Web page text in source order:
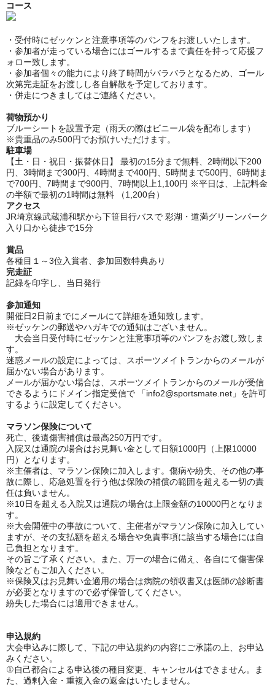
コース
・受付時にゼッケンと注意事項等のパンフをお渡しいたします。
・参加者が走っている場合にはゴールするまで責任を持って応援フ
ォロー致します。
・参加者個々の能力により終了時間がバラバラとなるため、ゴール
次第完走証をお渡しし各自解散を予定しております。
・併走につきましてはご連絡ください。
荷物預かり
ブルーシートを設置予定（雨天の際はビニール袋を配布します）
※貴重品のみ500円でお預けいただけます。
駐車場
【土・日・祝日・振替休日】 最初の15分まで無料、2時間以下200
円、3時間まで300円、4時間まで400円、5時間まで500円、6時間ま
で700円、7時間まで900円、7時間以上1,100円 ※平日は、上記料金
の半額で最初の1時間は無料 （1,200台）
アクセス
JR埼京線武蔵浦和駅から下笹目行バスで 彩湖・道満グリーンパーク
入り口から徒歩で15分
賞品
各種目１～3位入賞者、参加回数特典あり
完走証
記録を印字し、当日発行
参加通知
開催日2日前までにメールにて詳細を通知致します。
※ゼッケンの郵送やハガキでの通知はございません。
大会当日受付時にゼッケンと注意事項等のパンフをお渡し致しま
す。
迷惑メールの設定によっては、スポーツメイトランからのメールが
届かない場合があります。
メールが届かない場合は、スポーツメイトランからのメールが受信
できるようにドメイン指定受信で 「info2@sportsmate.net」を許可
するように設定してください。
マラソン保険について
死亡、後遺傷害補償は最高250万円です。
入院又は通院の場合はお見舞い金として日額1000円（上限10000
円）となります。
※主催者は、マラソン保険に加入します。傷病や紛失、その他の事
故に際し、応急処置を行う他は保険の補償の範囲を超える一切の責
任は負いません。
※10日を超える入院又は通院の場合は上限金額の10000円となりま
す。
※大会開催中の事故について、主催者がマラソン保険に加入してい
ますが、その支払額を超える場合や免責事項に該当する場合には自
己負担となります。
その旨ご了承ください。また、万一の場合に備え、各自にて傷害保
険などもご加入ください。
※保険又はお見舞い金適用の場合は病院の領収書又は医師の診断書
が必要となりますので必ず保管してください。
紛失した場合には適用できません。
申込規約
大会申込みに際して、下記の申込規約の内容にご承諾の上、お申込
みください。
①自己都合による申込後の種目変更、キャンセルはできません。ま
た、過剰入金・重複入金の返金はいたしません。